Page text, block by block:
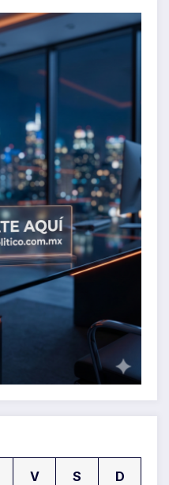
V S D